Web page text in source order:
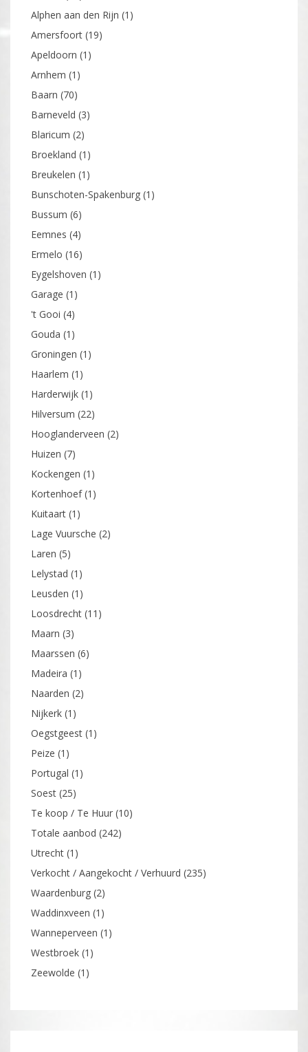
Alphen aan den Rijn (1)
Amersfoort (19)
Apeldoorn (1)
Arnhem (1)
Baarn (70)
Barneveld (3)
Blaricum (2)
Broekland (1)
Breukelen (1)
Bunschoten-Spakenburg (1)
Bussum (6)
Eemnes (4)
Ermelo (16)
Eygelshoven (1)
Garage (1)
't Gooi (4)
Gouda (1)
Groningen (1)
Haarlem (1)
Harderwijk (1)
Hilversum (22)
Hooglanderveen (2)
Huizen (7)
Kockengen (1)
Kortenhoef(1)
Kuitaart (1)
Lage Vuursche (2)
Laren (5)
Lelystad (1)
Leusden (1)
Loosdrecht (11)
Maarn (3)
Maarssen (6)
Madeira (1)
Naarden (2)
Nijkerk (1)
Oegstgeest (1)
Peize (1)
Portugal (1)
Soest (25)
Te koop / Te Huur (10)
Totale aanbod (242)
Utrecht (1)
Verkocht / Aangekocht / Verhuurd (235)
Waardenburg (2)
Waddinxveen (1)
Wanneperveen (1)
Westbroek (1)
Zeewolde (1)